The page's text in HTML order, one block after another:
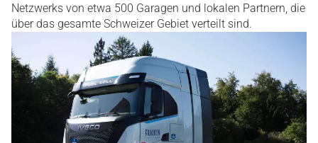
Netzwerks von etwa 500 Garagen und lokalen Partnern, die
über das gesamte Schweizer Gebiet verteilt sind.